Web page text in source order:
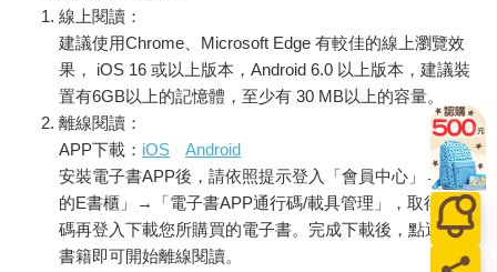
線上閱讀：
建議使用Chrome、Microsoft Edge 有較佳的線上瀏覽效
果， iOS 16 或以上版本，Android 6.0 以上版本，建議裝
置有6GB以上的記憶體，至少有 30 MB以上的容量。
離線閱讀：
APP下載： iOS
Android
安裝電子書APP後，請依照提示登入「會員中心」→「我
的E書櫃」→「電子書APP通行碼/載具管理」，取得通行
碼再登入下載您所購買的電子書。完成下載後，點選任一
書籍即可開始離線閱讀。